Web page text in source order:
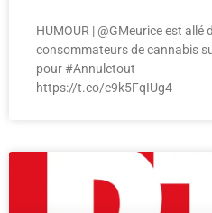
HUMOUR | @GMeurice est allé
consommateurs de cannabis
pour #Annuletout
https://t.co/e9k5FqIUg4